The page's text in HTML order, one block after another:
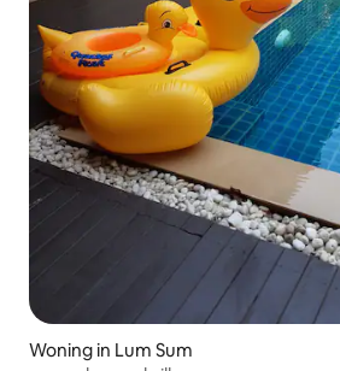
Woning in Lum Sum